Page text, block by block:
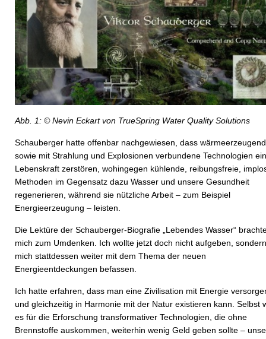
Abb. 1: © Nevin Eckart von TrueSpring Water Quality Solutions
Schauberger hatte offenbar nachgewiesen, dass
sowie mit Strahlung und Explosionen verbundene Technologien
Lebenskraft zerstören, wohingegen kühlende, reibungsfreie,
Methoden im Gegensatz dazu Wasser und unsere Gesundheit
regenerieren, während sie nützliche Arbeit – zum Beispiel
Energieerzeugung – leisten.
Die Lektüre der Schauberger-Biografie „Lebendes Wasser“
mich zum Umdenken. Ich wollte jetzt doch nicht aufgeben, sondern
mich stattdessen weiter mit dem Thema der neuen
Energieentdeckungen befassen.
Ich hatte erfahren, dass man eine Zivilisation mit Energie
und gleichzeitig in Harmonie mit der Natur existieren kann. Selbst
es für die Erforschung transformativer Technologien, die ohne
Brennstoffe auskommen, weiterhin wenig Geld geben sollte –